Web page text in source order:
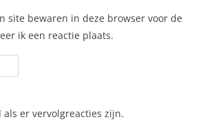
site bewaren in deze browser voor de
ik een reactie plaats.
er vervolgreacties zijn.